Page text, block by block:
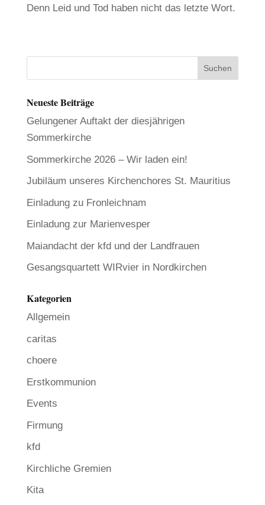
Denn Leid und Tod haben nicht das letzte Wort.
Neueste Beiträge
Gelungener Auftakt der diesjährigen
Sommerkirche
Sommerkirche 2026 – Wir laden ein!
Jubiläum unseres Kirchenchores St. Mauritius
Einladung zu Fronleichnam
Einladung zur Marienvesper
Maiandacht der kfd und der Landfrauen
Gesangsquartett WIRvier in Nordkirchen
Kategorien
Allgemein
caritas
choere
Erstkommunion
Events
Firmung
kfd
Kirchliche Gremien
Kita